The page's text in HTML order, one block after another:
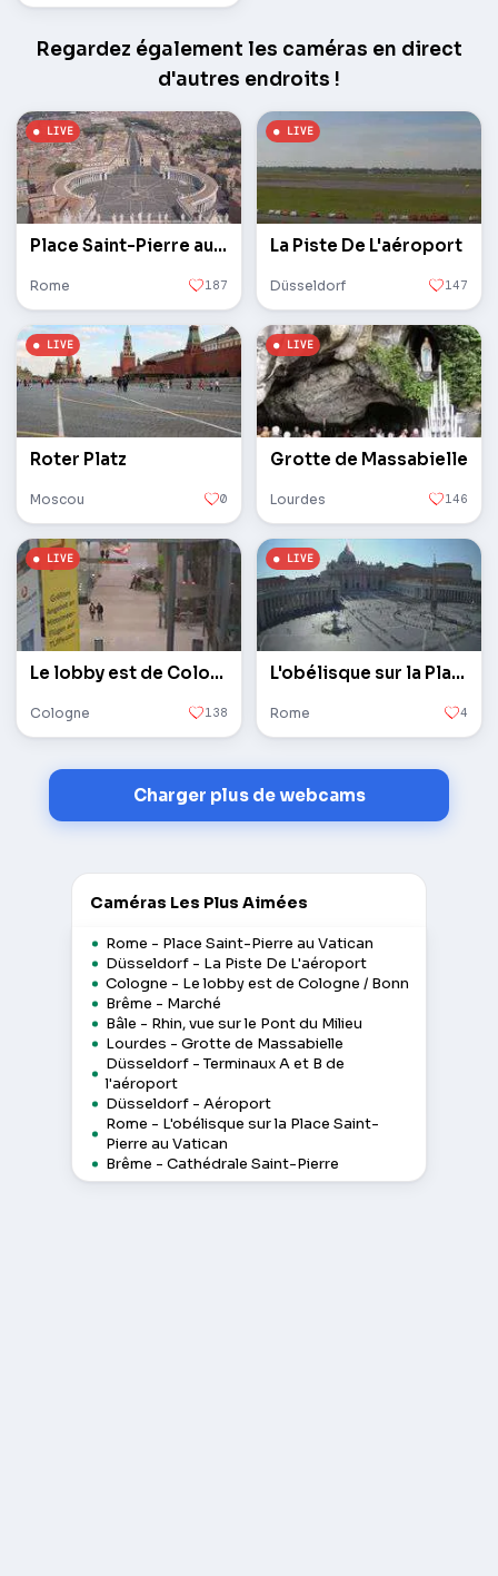
Regardez également les caméras en direct
d'autres endroits !
Place Saint-Pierre au Vatican
Rome 187
La Piste De L'aéroport
Düsseldorf 147
Roter Platz
Moscou 0
Grotte de Massabielle
Lourdes 146
Le lobby est de Cologne / Bonn
Cologne 138
L'obélisque sur la Place Saint-Pierre au Vatican
Rome 4
Charger plus de webcams
Caméras Les Plus Aimées
Rome - Place Saint-Pierre au Vatican
Düsseldorf - La Piste De L'aéroport
Cologne - Le lobby est de Cologne / Bonn
Brême - Marché
Bâle - Rhin, vue sur le Pont du Milieu
Lourdes - Grotte de Massabielle
Düsseldorf - Terminaux A et B de
l'aéroport
Düsseldorf - Aéroport
Rome - L'obélisque sur la Place Saint-
Pierre au Vatican
Brême - Cathédrale Saint-Pierre